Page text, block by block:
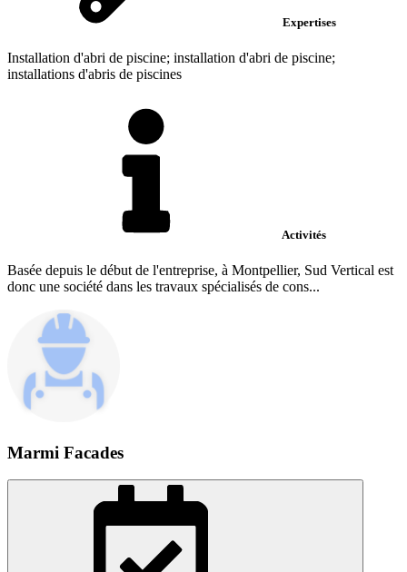
Expertises
Installation d'abri de piscine; installation d'abri de piscine;
installations d'abris de piscines
Activités
Basée depuis le début de l'entreprise, à Montpellier, Sud Vertical est
donc une société dans les travaux spécialisés de cons...
Marmi Facades